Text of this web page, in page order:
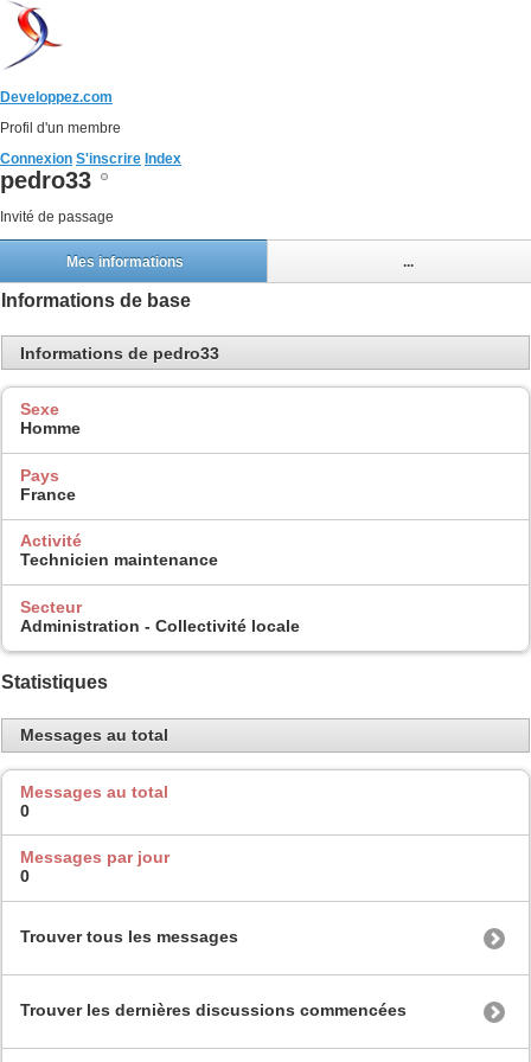
Developpez.com
Profil d'un membre
Connexion S'inscrire Index
pedro33
Invité de passage
Mes informations ...
Informations de base
Informations de pedro33
Sexe
Homme
Pays
France
Activité
Technicien maintenance
Secteur
Administration - Collectivité locale
Statistiques
Messages au total
Messages au total
0
Messages par jour
0
Trouver tous les messages
Trouver les dernières discussions commencées